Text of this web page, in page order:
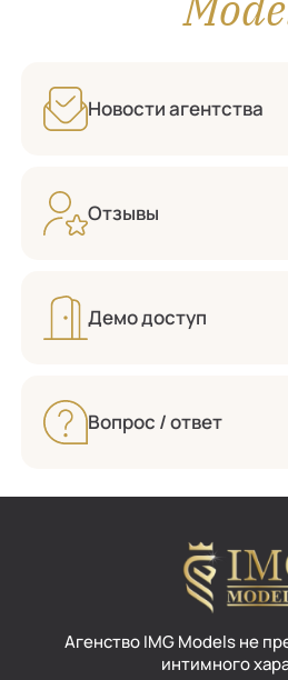
Новости агентства
Отзывы
Демо доступ
Вопрос / ответ
Aгенство IMG Models не
интимного